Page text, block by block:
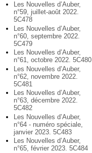
Les Nouvelles d’Auber,
n°59, juillet-août 2022.
5C478
Les Nouvelles d’Auber,
n°60, septembre 2022.
5C479
Les Nouvelles d’Auber,
n°61, octobre 2022. 5C480
Les Nouvelles d’Auber,
n°62, novembre 2022.
5C481
Les Nouvelles d’Auber,
n°63, décembre 2022.
5C482
Les Nouvelles d’Auber,
n°64 - numéro spéciale,
janvier 2023. 5C483
Les Nouvelles d’Auber,
n°65, février 2023. 5C484